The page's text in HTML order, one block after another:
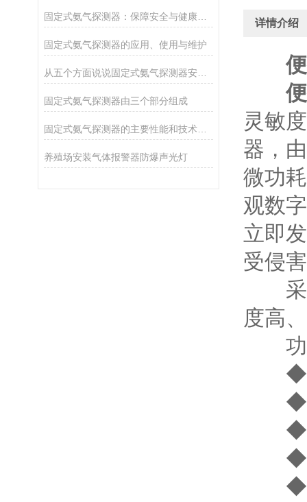
固定式氨气探测器：保障安全与健康的守护者
固定式氨气探测器的应用、使用与维护
从五个方面说说固定式氨气探测器安装的注意事项
固定式氨气探测器由三个部分组成
固定式氨气探测器的主要性能和技术指标
养殖场安装气体报警器防爆声光灯
详情介绍
灵敏
器，
微功
观数
立即
受侵
采用
度高
功
◆ 具
◆ 带
◆ 两
◆
◆ 电